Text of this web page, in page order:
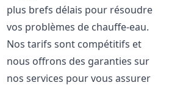
plus brefs délais pour résoudre
vos problèmes de chauffe-eau.
Nos tarifs sont compétitifs et
nous offrons des garanties sur
nos services pour vous assurer